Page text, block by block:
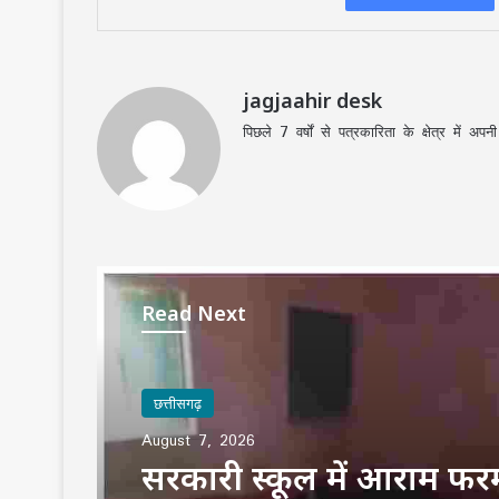
jagjaahir desk
पिछले 7 वर्षों से पत्रकारिता के क्षेत्र में
Read Next
छत्तीसगढ़
August 7, 2026
छत्तीसगढ़
August 7, 2026